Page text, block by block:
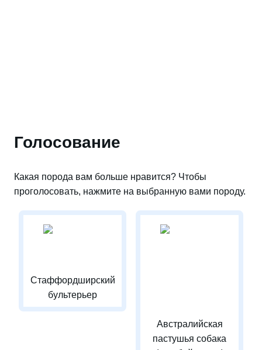
Голосование
Какая порода вам больше нравится? Чтобы
проголосовать, нажмите на выбранную вами породу.
Стаффордширский
бультерьер
Австралийская
пастушья собака